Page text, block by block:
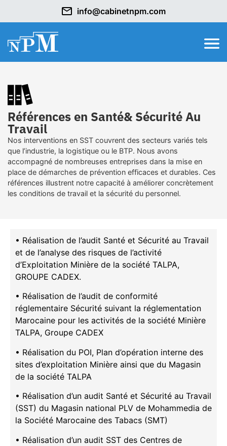
info@cabinetnpm.com
Références en Santé& Sécurité Au
Travail
Nos interventions en SST couvrent des secteurs variés tels
que l’industrie, la logistique ou le BTP. Nous avons
accompagné de nombreuses entreprises dans la mise en
place de démarches de prévention efficaces et durables. Ces
références illustrent notre capacité à améliorer concrètement
les conditions de travail et la sécurité du personnel.
• Réalisation de l’audit Santé et Sécurité au Travail
et de l’analyse des risques de l’activité
d’Exploitation Minière de la société TALPA,
GROUPE CADEX.
• Réalisation de l’audit de conformité
réglementaire Sécurité suivant la réglementation
Marocaine pour les activités de la société Minière
TALPA, Groupe CADEX
• Réalisation du POI, Plan d’opération interne des
sites d’exploitation Minière ainsi que du Magasin
de la société TALPA
• Réalisation d’un audit Santé et Sécurité au Travail
(SST) du Magasin national PLV de Mohammedia de
la Société Marocaine des Tabacs (SMT)
• Réalisation d’un audit SST des Centres de